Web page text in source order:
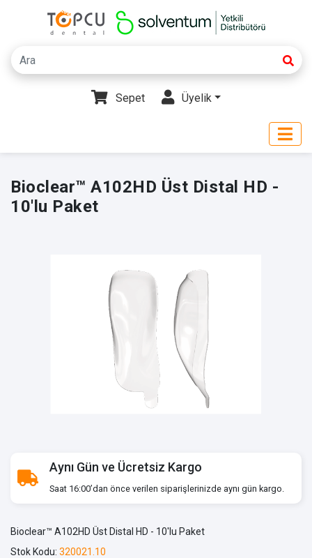
Sepet Üyelik
Bioclear™ A102HD Üst Distal HD -
10'lu Paket
Aynı Gün ve Ücretsiz Kargo
Saat 16:00’dan önce verilen siparişlerinizde aynı gün kargo.
Bioclear™ A102HD Üst Distal HD - 10'lu Paket
Stok Kodu: 320021.10